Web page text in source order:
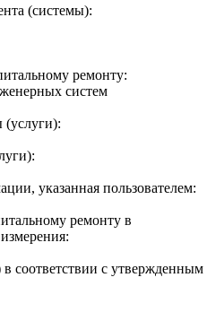
(системы):
ремонту:
систем
(услуги):
указанная пользователем:
ремонту в
соответствии с утвержденным